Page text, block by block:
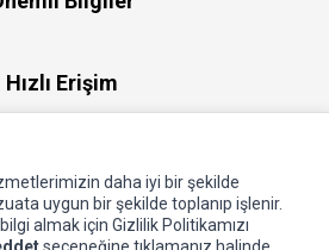
Hızlı Erişim
daha iyi bir şekilde
uygun bir şekilde toplanıp işlenir.
almak için Gizlilik Politikamızı